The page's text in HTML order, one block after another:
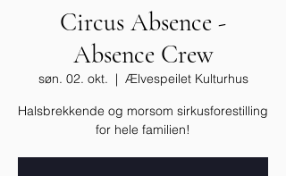
Circus Absence -
Absence Crew
søn. 02. okt.
  |
Ælvespeilet Kulturhus
Halsbrekkende og morsom sirkusforestilling
for hele familien!